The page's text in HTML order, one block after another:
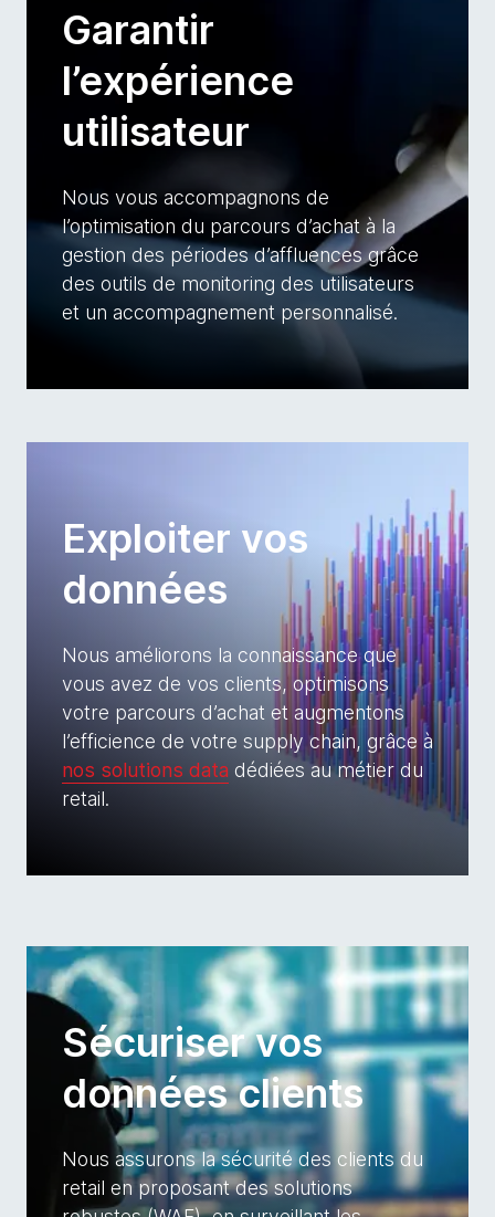
Garantir
l’expérience
utilisateur​
Nous vous accompagnons de
l’optimisation du parcours d’achat à la
gestion des périodes d’affluences grâce
des outils de monitoring des utilisateurs
et un accompagnement personnalisé.
Exploiter vos
données
Nous améliorons la connaissance que
vous avez de vos clients, optimisons
votre parcours d’achat et augmentons
l’efficience de votre supply chain, grâce à
nos solutions data dédiées au métier du
retail. ​
Sécuriser vos
données clients
Nous assurons la sécurité des clients du
retail en proposant des solutions